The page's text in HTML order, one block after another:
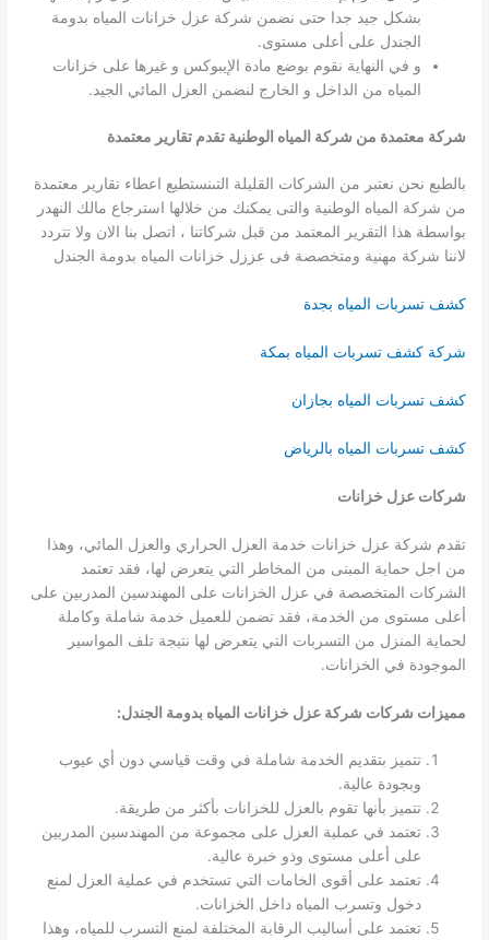
بشكل جيد جدا حتى نضمن شركة عزل خزانات المياه بدومة
الجندل على أعلى مستوى.
و في النهاية نقوم بوضع مادة الإيبوكس و غيرها على خزانات
المياه من الداخل و الخارج لنضمن العزل المائي الجيد.
شركة معتمدة من شركة المياه الوطنية تقدم تقارير معتمدة
بالطبع نحن نعتبر من الشركات القليلة التىنستطيع اعطاء تقارير معتمدة
من شركة المياه الوطنية والتى يمكنك من خلالها استرجاع مالك النهدر
بواسطة هذا التقرير المعتمد من قبل شركاتنا ، اتصل بنا الان ولا تتردد
لاننا شركة مهنية ومتخصصة فى عززل خزانات المياه بدومة الجندل
كشف تسربات المياه بجدة
شركة كشف تسربات المياه بمكة
كشف تسربات المياه بجازان
كشف تسربات المياه بالرياض
شركات عزل خزانات
تقدم شركة عزل خزانات خدمة العزل الحراري والعزل المائي، وهذا
من اجل حماية المبنى من المخاطر التي يتعرض لها، فقد تعتمد
الشركات المتخصصة في عزل الخزانات على المهندسين المدربين على
أعلى مستوى من الخدمة، فقد تضمن للعميل خدمة شاملة وكاملة
لحماية المنزل من التسربات التي يتعرض لها نتيجة تلف المواسير
الموجودة في الخزانات.
مميزات شركات شركة عزل خزانات المياه بدومة الجندل:
تتميز بتقديم الخدمة شاملة في وقت قياسي دون أي عيوب
وبجودة عالية.
تتميز بأنها تقوم بالعزل للخزانات بأكثر من طريقة.
تعتمد في عملية العزل على مجموعة من المهندسين المدربين
على أعلى مستوى وذو خبرة عالية.
تعتمد على أقوى الخامات التي تستخدم في عملية العزل لمنع
دخول وتسرب المياه داخل الخزانات.
تعتمد على أساليب الرقابة المختلفة لمنع التسرب للمياه، وهذا